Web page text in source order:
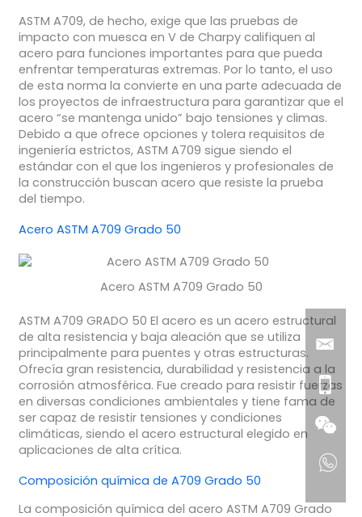
ASTM A709, de hecho, exige que las pruebas de
impacto con muesca en V de Charpy califiquen al
acero para funciones importantes para que pueda
enfrentar temperaturas extremas. Por lo tanto, el uso
de esta norma la convierte en una parte adecuada de
los proyectos de infraestructura para garantizar que el
acero “se mantenga unido” bajo tensiones y climas.
Debido a que ofrece opciones y tolera requisitos de
ingeniería estrictos, ASTM A709 sigue siendo el
estándar con el que los ingenieros y profesionales de
la construcción buscan acero que resiste la prueba
del tiempo.
Acero ASTM A709 Grado 50
Acero ASTM A709 Grado 50
ASTM A709 GRADO 50 El acero es un acero estructural
de alta resistencia y baja aleación que se utiliza
principalmente para puentes y otras estructuras.
Ofrecía gran resistencia, durabilidad y resistencia a la
corrosión atmosférica. Fue creado para resistir fuerzas
en diversas condiciones ambientales y tiene fama de
ser capaz de resistir tensiones y condiciones
climáticas, siendo el acero estructural elegido en
aplicaciones de alta crítica.
Composición química de A709 Grado 50
La composición química del acero ASTM A709 Grado